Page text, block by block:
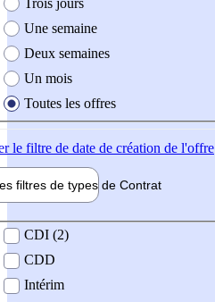
Une semaine
Deux semaines
Un mois
Toutes les offres
le filtre de date de création de l'offre
filtres de types de Contrat
contrat
CDI (2)
CDD
Intérim